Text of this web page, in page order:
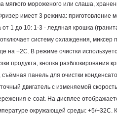
мягкого мороженого или слаша,
имеет 3 режима: приготовление
от 1 до 10: 1-3 - ледяная крошка
отключает систему охлаждения,
на +2С. В режиме очистки
продукта, кнопка разблокирования
съёмная панель для очистки
двигатель с изменяемой
e-coat. На дисплее
окружающей среды: +5/+32С.